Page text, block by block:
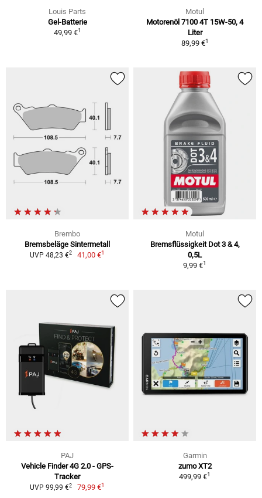
Louis Parts
Gel-Batterie
49,99 €1
Motul
Motorenöl 7100 4T 15W-50, 4
Liter
89,99 €1
Brembo
Bremsbeläge Sintermetall
UVP 48,23 €2 41,00 €1
Motul
Bremsflüssigkeit Dot 3 & 4,
0,5L
9,99 €1
PAJ
Vehicle Finder 4G 2.0 - GPS-
Tracker
UVP 99,99 €2 79,99 €1
Garmin
zumo XT2
499,99 €1